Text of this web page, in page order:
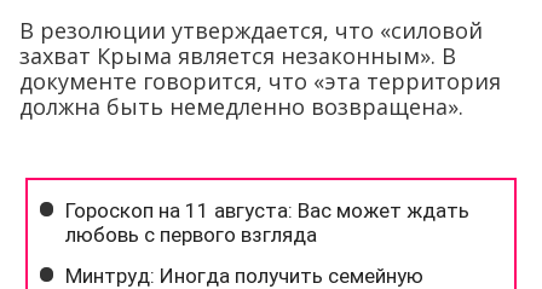
В резолюции утверждается, что «силовой
захват Крыма является незаконным». В
документе говорится, что «эта территория
должна быть немедленно возвращена».